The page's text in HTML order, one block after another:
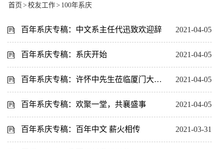
首页 > 校友工作> 100年系庆
2021-04-05
百年系庆专稿：中文系主任代迅致欢迎辞
2021-04-05
百年系庆专稿：系庆开始
2021-04-05
百年系庆专稿：许怀中先生莅临厦门大学中文系百年系庆
2021-04-05
百年系庆专稿：欢聚一堂，共襄盛事
2021-03-31
百年系庆专稿：百年中文 薪火相传